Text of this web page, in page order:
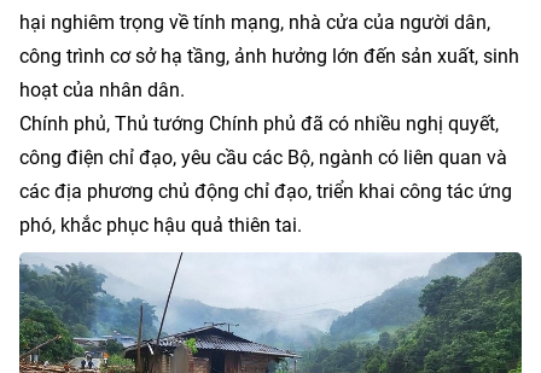
hại nghiêm trọng về tính mạng, nhà cửa của người dân,
công trình cơ sở hạ tầng, ảnh hưởng lớn đến sản xuất, sinh
hoạt của nhân dân.
Chính phủ, Thủ tướng Chính phủ đã có nhiều nghị quyết,
công điện chỉ đạo, yêu cầu các Bộ, ngành có liên quan và
các địa phương chủ động chỉ đạo, triển khai công tác ứng
phó, khắc phục hậu quả thiên tai.